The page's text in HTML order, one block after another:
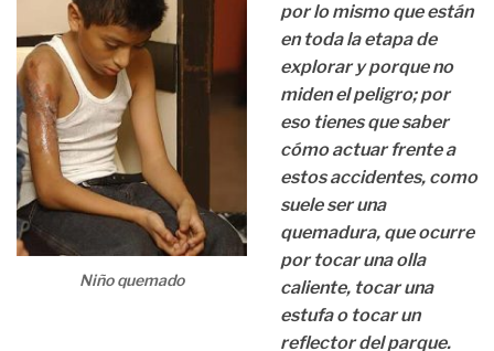
Niño quemado
por lo mismo que están
en toda la etapa de
explorar y porque no
miden el peligro; por
eso tienes que saber
cómo actuar frente a
estos accidentes, como
suele ser una
quemadura, que ocurre
por tocar una olla
caliente, tocar una
estufa o tocar un
reflector del parque.